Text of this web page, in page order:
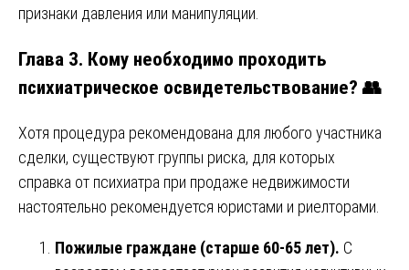
признаки давления или манипуляции.
Глава 3. Кому необходимо проходить
психиатрическое освидетельствование? 👥
Хотя процедура рекомендована для любого участника
сделки, существуют группы риска, для которых
справка от психиатра при продаже недвижимости
настоятельно рекомендуется юристами и риелторами.
Пожилые граждане (старше 60-65 лет). С